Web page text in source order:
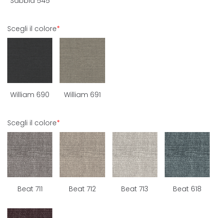
Scegli il colore*
William 690 William 691
Scegli il colore*
Beat 711 Beat 712 Beat 713 Beat 618